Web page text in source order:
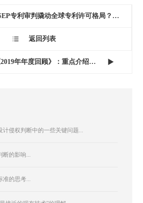
英国，用 SEP专利审判撬动全球专利许可格局？–...
 返回列表
欧洲专利局发布《2019年年度回顾》：重点介绍《... 
计侵权判断中的一些关键问题...
断的影响...
准的思考...